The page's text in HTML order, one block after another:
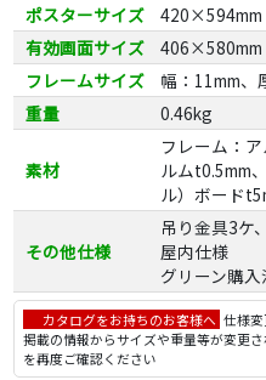
ポスターサイズ
420×594mm
有効画面サイズ
406×580mm
フレームサイズ
幅：11mm、
重量
0.46kg
素材
フレーム：
ルムt0.5mm
ル）ボード
その他仕様
吊り金具3ケ
屋内仕様
グリーン購
カタログをお持ちのお客様へ 仕様
掲載の情報からサイズや重量等が変更
を再度ご確認ください